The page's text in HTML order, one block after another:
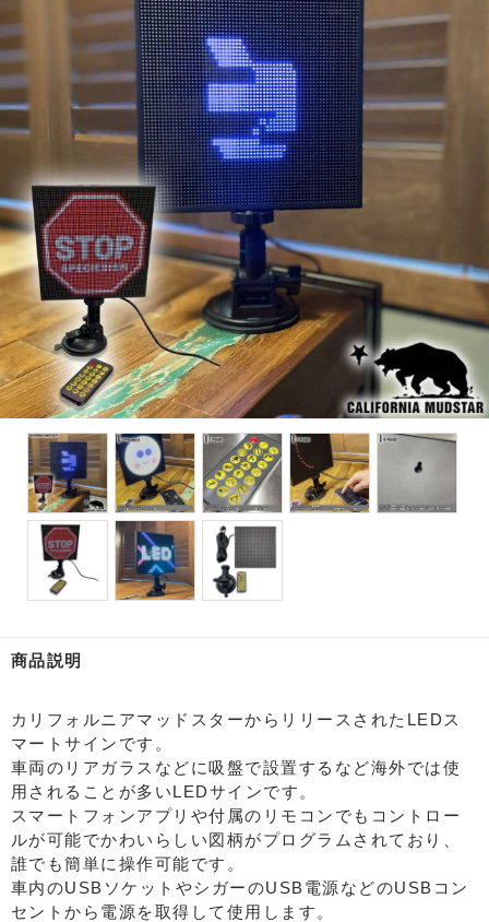
商品説明
カリフォルニアマッドスターからリリースされたLEDス
マートサインです。
車両のリアガラスなどに吸盤で設置するなど海外では使
用されることが多いLEDサインです。
スマートフォンアプリや付属のリモコンでもコントロー
ルが可能でかわいらしい図柄がプログラムされており、
誰でも簡単に操作可能です。
車内のUSBソケットやシガーのUSB電源などのUSBコン
セントから電源を取得して使用します。